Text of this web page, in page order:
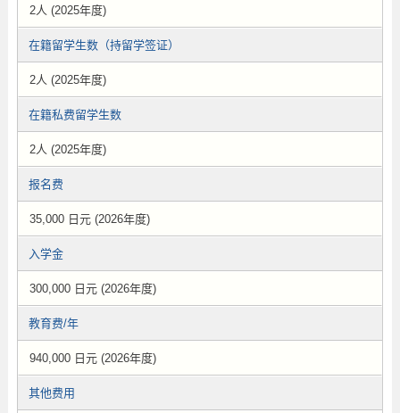
2人 (2025年度)
在籍留学生数（持留学签证）
2人 (2025年度)
在籍私费留学生数
2人 (2025年度)
报名费
35,000 日元 (2026年度)
入学金
300,000 日元 (2026年度)
教育费/年
940,000 日元 (2026年度)
其他费用